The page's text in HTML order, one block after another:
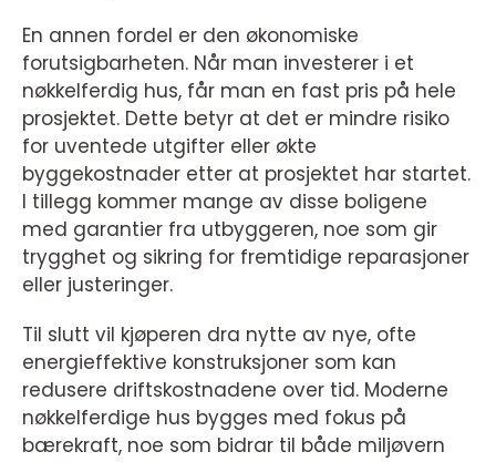
En annen fordel er den økonomiske
forutsigbarheten. Når man investerer i et
nøkkelferdig hus, får man en fast pris på hele
prosjektet. Dette betyr at det er mindre risiko
for uventede utgifter eller økte
byggekostnader etter at prosjektet har startet.
I tillegg kommer mange av disse boligene
med garantier fra utbyggeren, noe som gir
trygghet og sikring for fremtidige reparasjoner
eller justeringer.
Til slutt vil kjøperen dra nytte av nye, ofte
energieffektive konstruksjoner som kan
redusere driftskostnadene over tid. Moderne
nøkkelferdige hus bygges med fokus på
bærekraft, noe som bidrar til både miljøvern